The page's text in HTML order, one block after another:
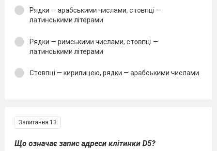
Рядки — арабськими числами, стовпці —
латинськими літерами
Рядки — римськими числами, стовпці —
латинськими літерами
Стовпці — кирилицею, рядки — арабськими числами
Запитання 13
Що означає запис адреси клітинки D5?